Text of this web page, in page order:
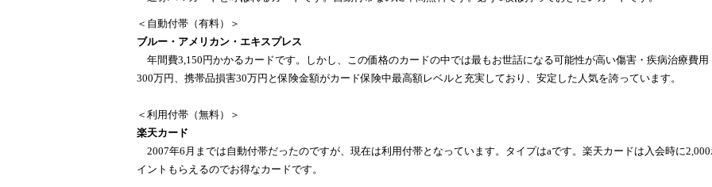
＜自動付帯（有料）＞
ブルー・アメリカン・エキスプレス
年間費3,150円かかるカードです。しかし、この価格のカードの中では最もお世話になる可能性が高い傷害・疾病治療費用
300万円、携帯品損害30万円と保険金額がカード保険中最高額レベルと充実しており、安定した人気を誇っています。
＜利用付帯（無料）＞
楽天カード
2007年6月までは自動付帯だったのですが、現在は利用付帯となっています。タイプはaです。楽天カードは入会時に
イントもらえるのでお得なカードです。